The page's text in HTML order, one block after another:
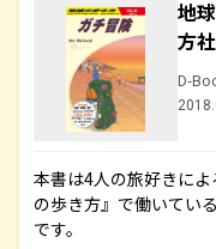
地
方
D-
本書は4人の旅好きに
の歩き方』で働いてい
です。